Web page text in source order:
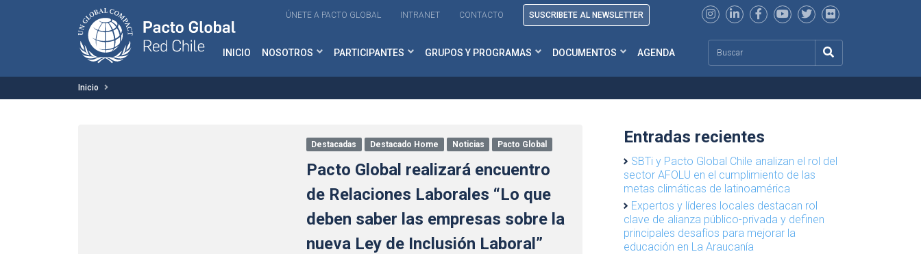
ÚNETE A PACTO GLOBAL INTRANET CONTACTO SUSCRIBETE AL NEWSLETTER
INICIO NOSOTROS PARTICIPANTES GRUPOS Y PROGRAMAS DOCUMENTOS AGENDA
Inicio
Destacadas Destacado Home Noticias Pacto Global
Pacto Global realizará encuentro
de Relaciones Laborales “Lo que
deben saber las empresas sobre la
nueva Ley de Inclusión Laboral”
Entradas recientes
SBTi y Pacto Global Chile analizan el rol del
sector AFOLU en el cumplimiento de las
metas climáticas de latinoamérica
Expertos y líderes locales destacan rol
clave de alianza público-privada y definen
principales desafíos para mejorar la
educación en La Araucanía